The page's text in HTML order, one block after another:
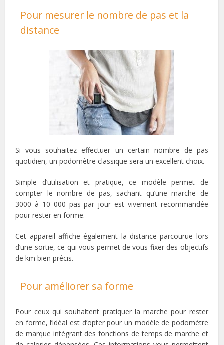
Pour mesurer le nombre de pas et la
distance
Si vous souhaitez effectuer un certain nombre de pas
quotidien, un podomètre classique sera un excellent choix.
Simple d’utilisation et pratique, ce modèle permet de
compter le nombre de pas, sachant qu’une marche de
3000 à 10 000 pas par jour est vivement recommandée
pour rester en forme.
Cet appareil affiche également la distance parcourue lors
d’une sortie, ce qui vous permet de vous fixer des objectifs
de km bien précis.
Pour améliorer sa forme
Pour ceux qui souhaitent pratiquer la marche pour rester
en forme, l’idéal est d’opter pour un modèle de podomètre
de marque intégrant des fonctions de temps de marche et